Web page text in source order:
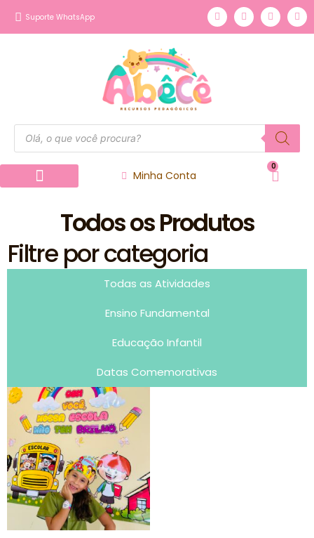
Suporte WhatsApp
Minha Conta
0
Todos os Produtos
Filtre por categoria
Todas as Atividades
Ensino Fundamental
Educação Infantil
Datas Comemorativas